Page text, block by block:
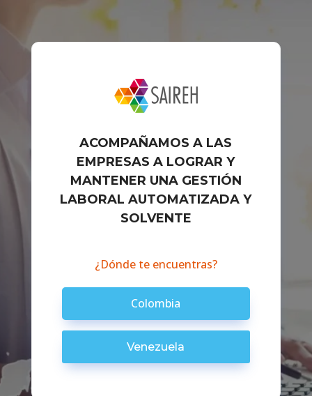
ACOMPAÑAMOS A LAS
EMPRESAS A LOGRAR Y
MANTENER UNA GESTIÓN
LABORAL AUTOMATIZADA Y
SOLVENTE
¿Dónde te encuentras?
Colombia
Venezuela